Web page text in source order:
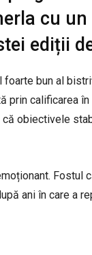
cu
ediții
bun al
prin calificarea
obiectivele
Fostul
ani în care a